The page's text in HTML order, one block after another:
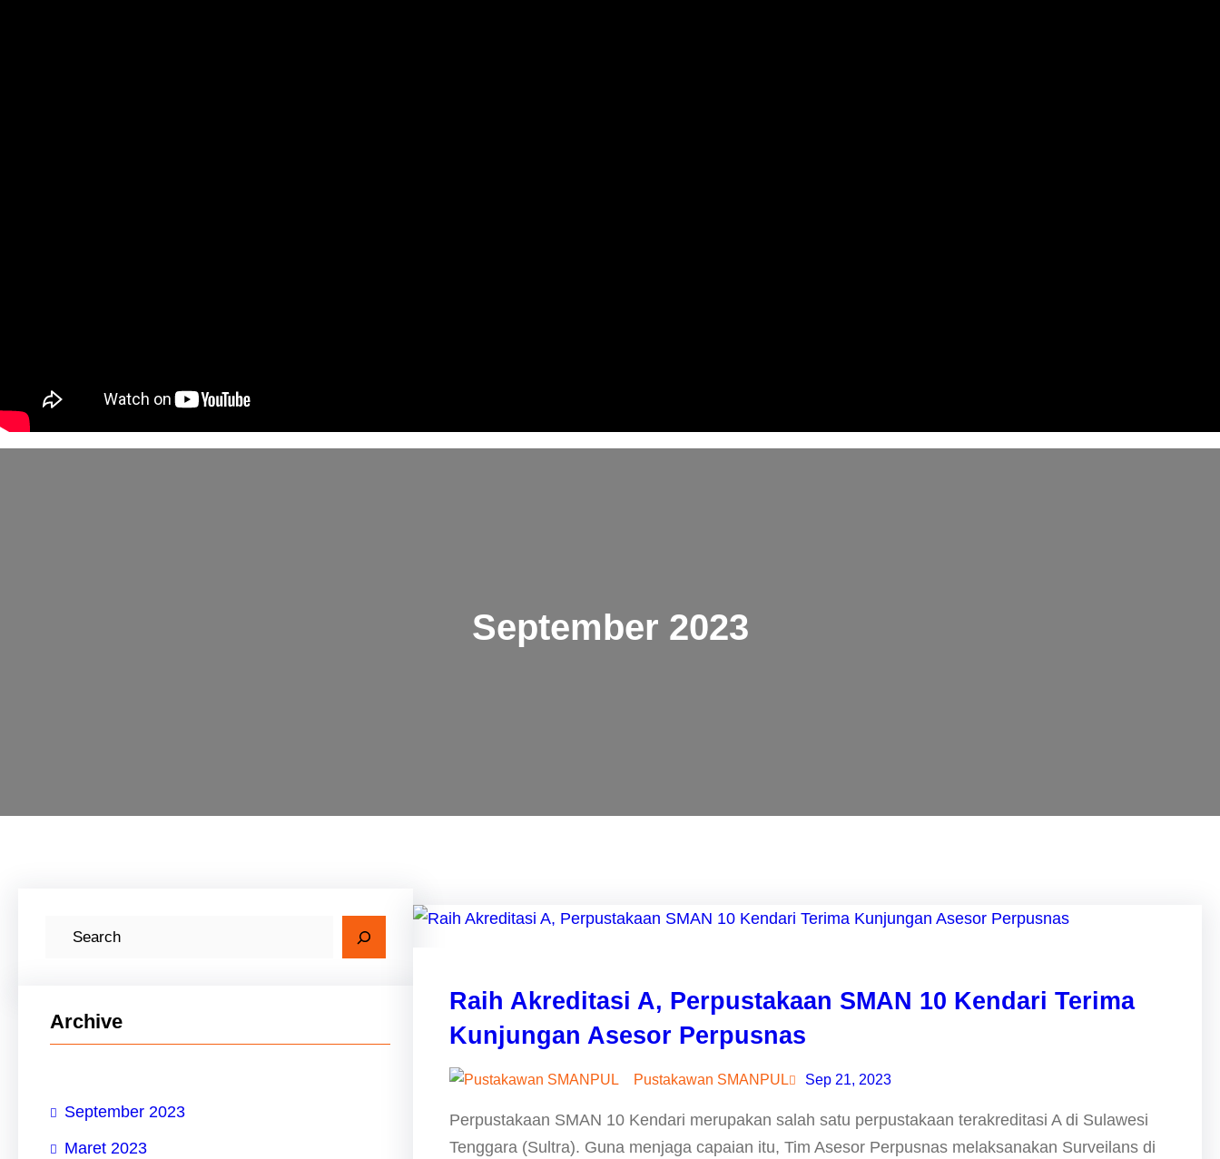
September 2023
Archive
September 2023
Maret 2023
Raih Akreditasi A, Perpustakaan SMAN 10 Kendari Terima
Kunjungan Asesor Perpusnas
Pustakawan SMANPUL Sep 21, 2023
Perpustakaan SMAN 10 Kendari merupakan salah satu perpustakaan terakreditasi A di Sulawesi
Tenggara (Sultra). Guna menjaga capaian itu, Tim Asesor Perpusnas melaksanakan Surveilans di